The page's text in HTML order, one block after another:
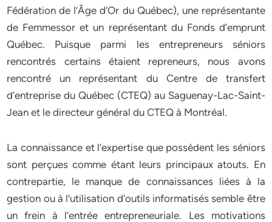
Fédération de l’Âge d’Or du Québec), une représentante
de Femmessor et un représentant du Fonds d’emprunt
Québec. Puisque parmi les entrepreneurs séniors
rencontrés certains étaient repreneurs, nous avons
rencontré un représentant du Centre de transfert
d’entreprise du Québec (CTEQ) au Saguenay-Lac-Saint-
Jean et le directeur général du CTEQ à Montréal.
La connaissance et l’expertise que possèdent les séniors
sont perçues comme étant leurs principaux atouts. En
contrepartie, le manque de connaissances liées à la
gestion ou à l’utilisation d’outils informatisés semble être
un frein à l’entrée entrepreneuriale. Les motivations